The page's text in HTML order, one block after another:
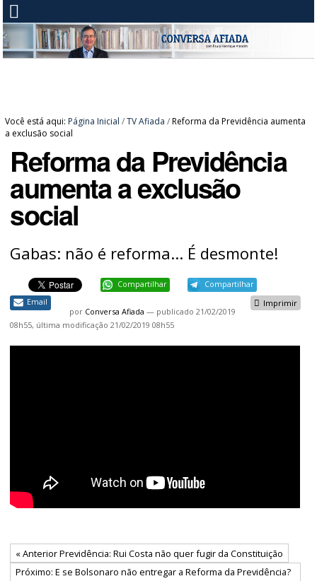
Você está aqui: Página Inicial /TV Afiada /Reforma da Previdência aumenta
a exclusão social
Reforma da Previdência
aumenta a exclusão
social
Gabas: não é reforma... É desmonte!
Compartilhar
Compartilhar
Email
Imprimir
por Conversa Afiada — publicado 21/02/2019
08h55, última modificação 21/02/2019 08h55
« Anterior Previdência: Rui Costa não quer fugir da Constituição
Próximo: E se Bolsonaro não entregar a Reforma da Previdência?